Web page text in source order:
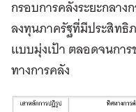
กรอบการคลังระยะกลาง
ลงทุนภาครัฐที่มีประสิทธิ
แบบมุ่งเป้า ตลอดจนกา
ทางการคลัง